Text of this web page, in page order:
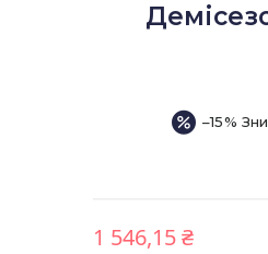
–15%
1 546,15 ₴